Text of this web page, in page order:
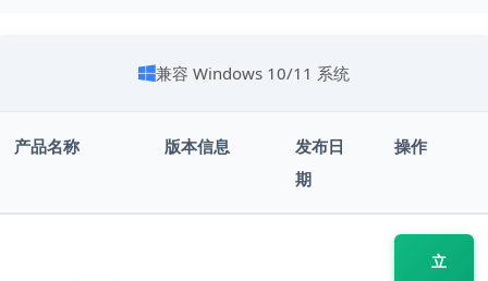
兼容 Windows 10/11 系统
产品名称 版本信息
发布日
期
操作
立